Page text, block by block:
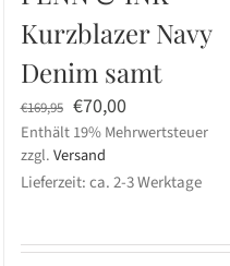
Kurzblazer Navy
Denim samt
€169,95 Ursprünglicher
Preis
war:
€169,95
€70,00Aktueller
Preis
€70,00.
Enthält 19% Mehrwertsteuer
zzgl.Versand
Lieferzeit: ca. 2-3 Werktage